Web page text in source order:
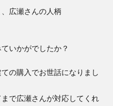
広瀬さんの人柄
いかがでしたか？
の購入でお世話になりまし
で広瀬さんが対応してくれ